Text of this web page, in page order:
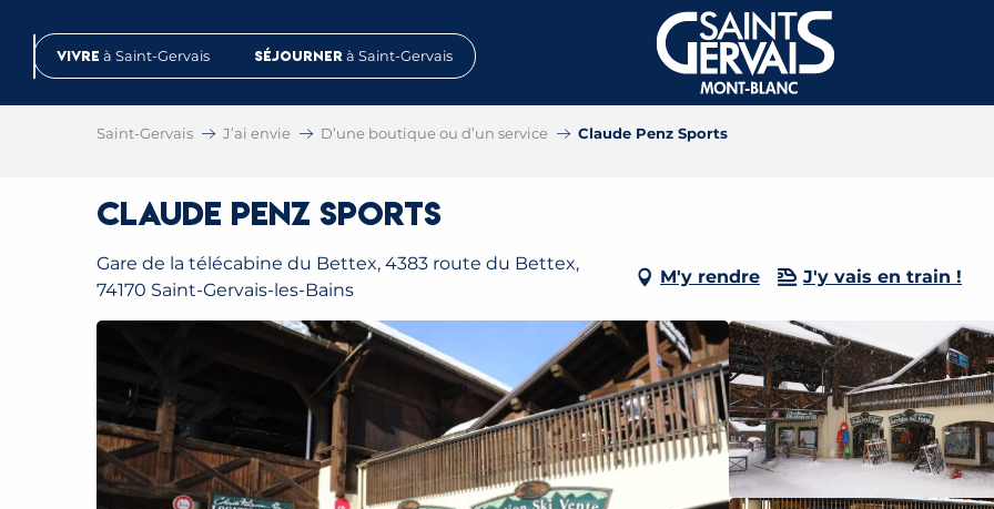
contenuVivre à Saint-Gervais Séjourner à Saint-Gervais
Saint-Gervais J’ai envie D’une boutique ou d’un service Claude Penz Sports
Claude Penz Sports
Gare de la télécabine du Bettex, 4383 route du Bettex,
74170 Saint-Gervais-les-Bains
M'y rendre J'y vais en train !